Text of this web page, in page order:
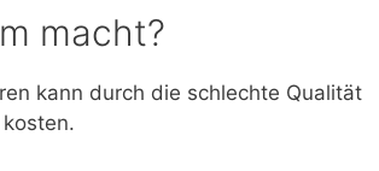
macht?
kann durch die schlechte Qualität